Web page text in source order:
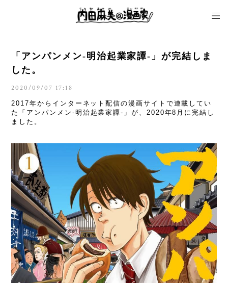
「アンパンメン-明治起業家譚-」が完結しま
した。
2020/09/07 17:18
2017年からインターネット配信の漫画サイトで連載してい
た「アンパンメン-明治起業家譚-」が、2020年8月に完結し
ました。